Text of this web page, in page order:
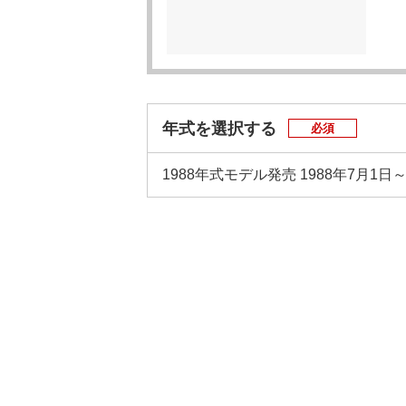
年式を選択する 必須
1988年式モデル発売 1988年7月1日～